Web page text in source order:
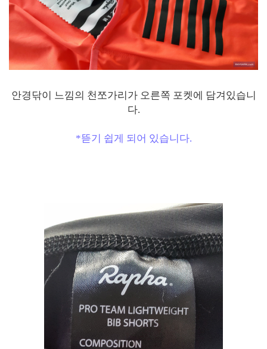
안경닦이 느낌의 천쪼가리가 오른쪽 포켓에 담겨있습니
다.
*뜯기 쉽게 되어 있습니다.